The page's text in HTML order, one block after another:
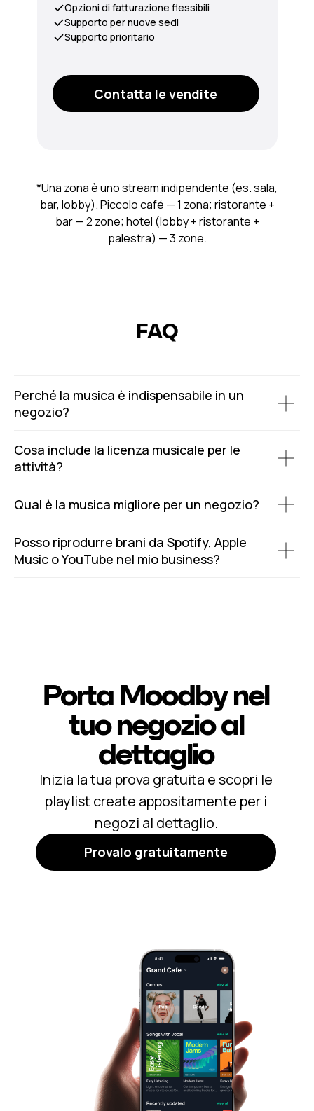
*Una zona è uno stream indipendente (es. sala,
bar, lobby). Piccolo café — 1 zona; ristorante +
bar — 2 zone; hotel (lobby + ristorante +
palestra) — 3 zone.
Contatta le vendite
Opzioni di fatturazione flessibili
Supporto per nuove sedi
Supporto prioritario
FAQ
Perché la musica è indispensabile in un
negozio?
Cosa include la licenza musicale per le
attività?
Qual è la musica migliore per un negozio?
Posso riprodurre brani da Spotify, Apple
Music o YouTube nel mio business?
Porta Moodby nel
tuo negozio al
dettaglio
Inizia la tua prova gratuita e scopri le
playlist create appositamente per i
negozi al dettaglio.
Provalo gratuitamente